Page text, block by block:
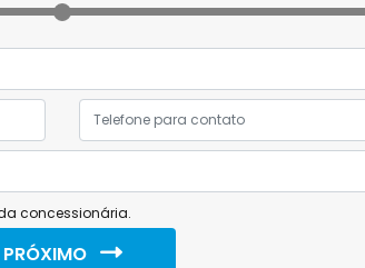
concessionária.
PRÓXIMO